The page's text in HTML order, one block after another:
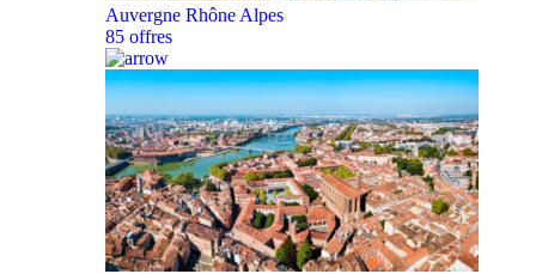
Auvergne Rhône Alpes
85 offres